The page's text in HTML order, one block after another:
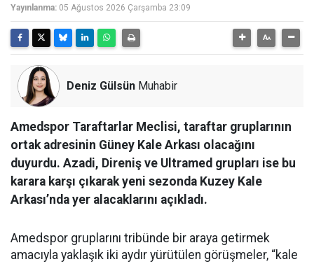
Yayınlanma: 05 Ağustos 2026 Çarşamba 23:09
Deniz Gülsün Muhabir
Amedspor Taraftarlar Meclisi, taraftar gruplarının
ortak adresinin Güney Kale Arkası olacağını
duyurdu. Azadi, Direniş ve Ultramed grupları ise bu
karara karşı çıkarak yeni sezonda Kuzey Kale
Arkası’nda yer alacaklarını açıkladı.
Amedspor gruplarını tribünde bir araya getirmek
amacıyla yaklaşık iki aydır yürütülen görüşmeler, “kale